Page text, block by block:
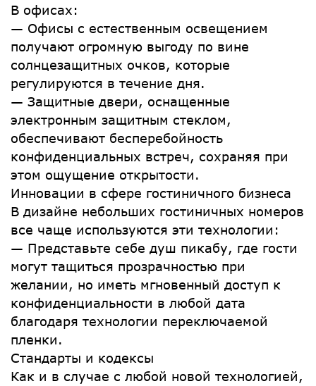
В офисах:
— Офисы с естественным освещением
получают огромную выгоду по вине
солнцезащитных очков, которые
регулируются в течение дня.
— Защитные двери, оснащенные
электронным защитным стеклом,
обеспечивают бесперебойность
конфиденциальных встреч, сохраняя при
этом ощущение открытости.
Инновации в сфере гостиничного бизнеса
В дизайне небольших гостиничных номеров
все чаще используются эти технологии:
— Представьте себе душ пикабу, где гости
могут тащиться прозрачностью при
желании, но иметь мгновенный доступ к
конфиденциальности в любой дата
благодаря технологии переключаемой
пленки.
Стандарты и кодексы
Как и в случае с любой новой технологией,